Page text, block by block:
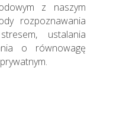
z naszym
rozpoznawania
ustalania
o równowagę